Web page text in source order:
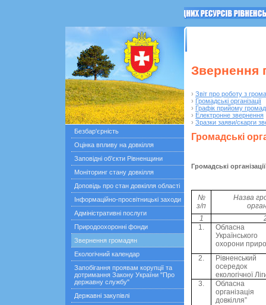
Безбар'єрність
Оцінка впливу на довкілля
Заповідні об'єкти Рівненщини
Моніторинг стану довкілля
Доповідь про стан довкілля області
Інформаційно-просвітницькі заходи
Адміністративні послуги
Природоохоронні фонди
Звернення громадян
Екологічний календар
Запобігання проявам корупції та
дотримання Закону України "Про
державну службу"
Державні закупівлі
Звернення
› Звіт про роботу з
› Громадські організації
› Графік прийому
› Електронне звернення
› Зразки заяви/скарги
Громадські
Громадські
№
з/п
Назва
1
1.
Обласна
охорони
2.
осередок
екологічної
3.
Обласна
довкілля”